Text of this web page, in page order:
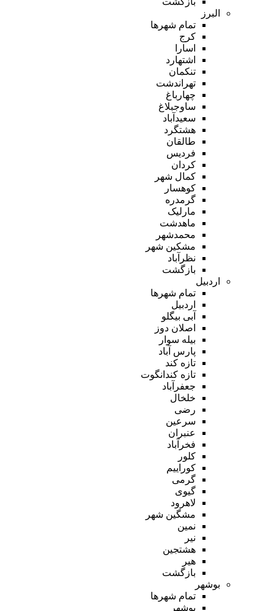
البرز
تمام شهر‌ها
کرج
اسارا
اشتهارد
تنکمان
تهراندشت
چهارباغ
ساوجبلاغ
سعیدآباد
هشتگرد
طالقان
فردیس
کردان
کمال شهر
کوهسار
گرمدره
مارلیک
ماهدشت
محمدشهر
مشکین شهر
نظرآباد
بازگشت
اردبیل
تمام شهر‌ها
اردبیل
آبی بیگلو
اصلان دوز
بیله سوار
پارس آباد
تازه کند
تازه کندانگوت
جعفرآباد
خلخال
رضی
سرعین
عنبران
فخرآباد
کلور
کوراییم
گرمی
گیوی
لاهرود
مشگین شهر
نمین
نیر
هشتجین
هیر
بازگشت
بوشهر
تمام شهر‌ها
بوشهر